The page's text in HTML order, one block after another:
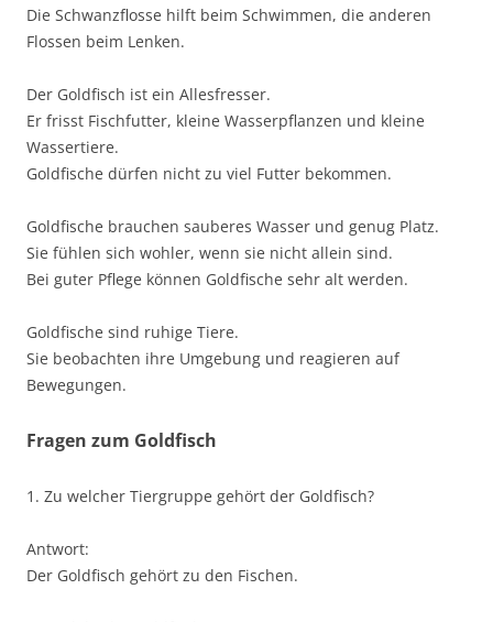
Die Schwanzflosse hilft beim Schwimmen, die anderen
Flossen beim Lenken.
Der Goldfisch ist ein Allesfresser.
Er frisst Fischfutter, kleine Wasserpflanzen und kleine
Wassertiere.
Goldfische dürfen nicht zu viel Futter bekommen.
Goldfische brauchen sauberes Wasser und genug Platz.
Sie fühlen sich wohler, wenn sie nicht allein sind.
Bei guter Pflege können Goldfische sehr alt werden.
Goldfische sind ruhige Tiere.
Sie beobachten ihre Umgebung und reagieren auf
Bewegungen.
Fragen zum Goldfisch
1. Zu welcher Tiergruppe gehört der Goldfisch?
Antwort:
Der Goldfisch gehört zu den Fischen.